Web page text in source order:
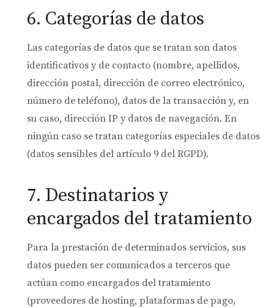
6. Categorías de datos
Las categorías de datos que se tratan son datos
identificativos y de contacto (nombre, apellidos,
dirección postal, dirección de correo electrónico,
número de teléfono), datos de la transacción y, en
su caso, dirección IP y datos de navegación. En
ningún caso se tratan categorías especiales de datos
(datos sensibles del artículo 9 del RGPD).
7. Destinatarios y
encargados del tratamiento
Para la prestación de determinados servicios, sus
datos pueden ser comunicados a terceros que
actúan como encargados del tratamiento
(proveedores de hosting, plataformas de pago,